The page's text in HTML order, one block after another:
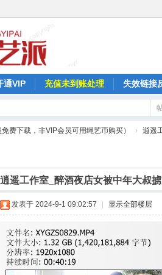
通VIP 充值未到账处理 失效链接
费下载，非VIP会员可用绳艺币购买） › 逍遥
逍遥工作室_醉酒夜店女被中年大叔
发表于 2024-9-1 09:02:57 显示全部楼层